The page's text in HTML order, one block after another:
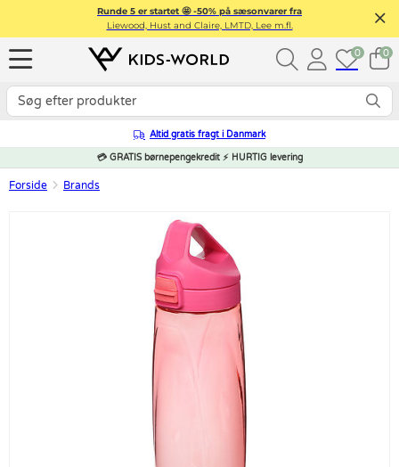
Runde 5 er startet 🤩 -50% på sæsonvarer fra
Liewood, Hust and Claire, LMTD, Lee m.fl.
0 0
Altid gratis fragt i Danmark
💳 GRATIS børnepengekredit ⚡ HURTIG levering
Forside Brands